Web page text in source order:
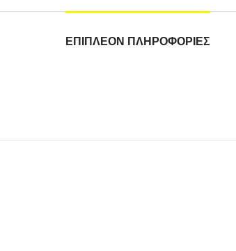
ΕΠΙΠΛΈΟΝ ΠΛΗΡΟΦΟΡΊΕΣ